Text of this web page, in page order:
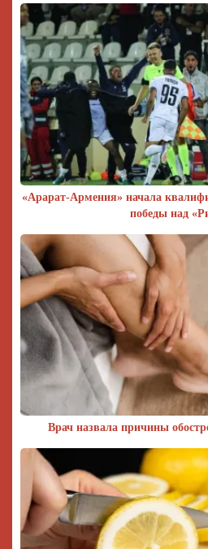
«Арарат‑Армения» начала
победы над
Врач назвала причины